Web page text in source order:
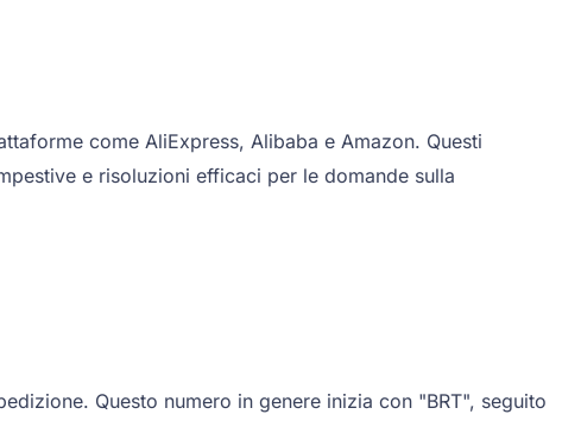
come AliExpress, Alibaba e Amazon. Questi
e risoluzioni efficaci per le domande sulla
Questo numero in genere inizia con "BRT", seguito